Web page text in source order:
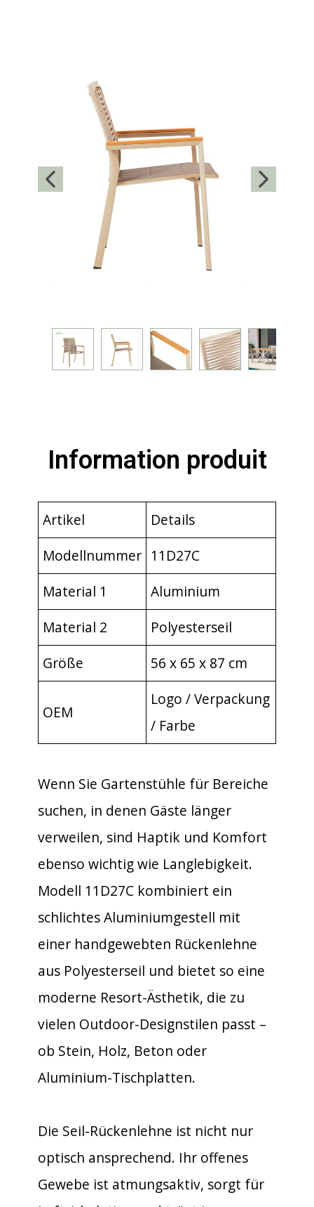
Information produit
Artikel
Details
Modellnummer 11D27C
Material 1
Aluminium
Material 2
Polyesterseil
Größe
56 x 65 x 87 cm
OEM
Logo / Verpackung
/ Farbe
Wenn Sie Gartenstühle für Bereiche
suchen, in denen Gäste länger
verweilen, sind Haptik und Komfort
ebenso wichtig wie Langlebigkeit.
Modell 11D27C kombiniert ein
schlichtes Aluminiumgestell mit
einer handgewebten Rückenlehne
aus Polyesterseil und bietet so eine
moderne Resort-Ästhetik, die zu
vielen Outdoor-Designstilen passt –
ob Stein, Holz, Beton oder
Aluminium-Tischplatten.
Die Seil-Rückenlehne ist nicht nur
optisch ansprechend. Ihr offenes
Gewebe ist atmungsaktiv, sorgt für